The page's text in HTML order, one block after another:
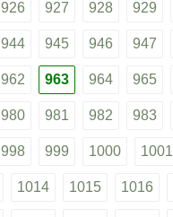
926 927 928 929
944 945 946 947
962 963 964 965
980 981 982 983
998 999 1000 1001
1014 1015 1016